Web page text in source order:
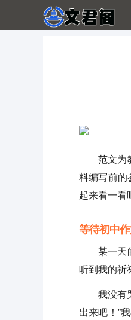
范文为
料编写前的
起来看一看
等待初中
某一天
听到我的祈
我没有
出来吧！”
最新端午节的演讲
责任心的演讲稿题目
理想演讲稿1500字
勤奋的演讲稿 勤
护士演讲稿 护士
最新端午节的演讲
责任心的演讲稿题目
理想演讲稿1500字
勤奋的演讲稿 勤
护士演讲稿 护士